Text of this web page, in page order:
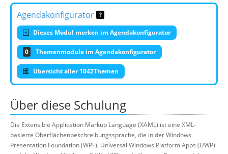
Agendakonfigurator
Dieses Modul merken im Agendakonfigurator
0 Themenmodule im Agendakonfigurator
Übersicht aller 1042Themen
Über diese Schulung
Die Extensible Application Markup Language (XAML) ist eine XML-
basierte Oberflächenbeschreibungssprache, die in der Windows
Presentation Foundation (WPF), Universal Windows Platform Apps (UWP)